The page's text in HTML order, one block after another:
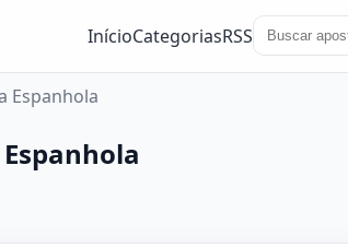
InícioCategoriasRSS
Espanhola